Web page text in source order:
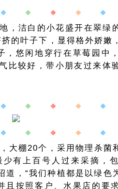
，洁白的小花盛开在翠绿
的叶子下，显得格外娇嫩
，悠闲地穿行在草莓园中
比较好，带小朋友过来体
大棚20个，采用物理杀菌
有上百号人过来采摘，
道，“我们种植都是以绿色
且按照客户、水果店的要